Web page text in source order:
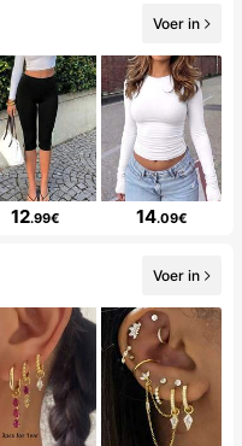
Voer in
12.99€ 14.09€
Voer in